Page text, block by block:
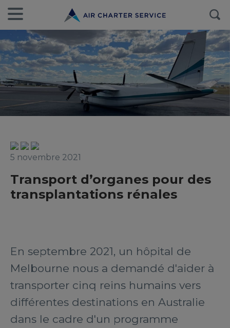
5 novembre 2021
Transport d’organes pour des
transplantations rénales
En septembre 2021, un hôpital de
Melbourne nous a demandé d'aider à
transporter cinq reins humains vers
différentes destinations en Australie
dans le cadre d'un programme